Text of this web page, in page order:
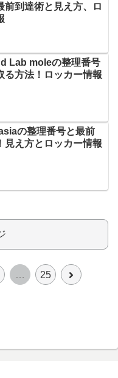
前到達術と見え方、ロ
Lab moleの整理番号
る方法！ロッカー情報
の整理番号と最前
見え方とロッカー情報
… 25
次